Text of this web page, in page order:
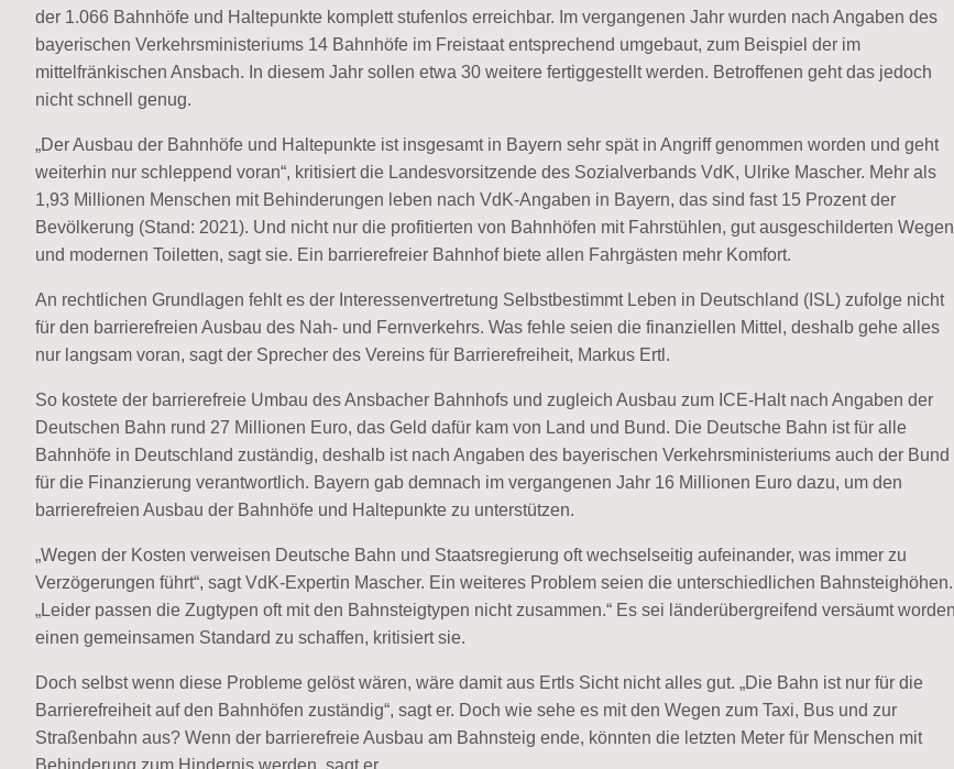
der 1.066 Bahnhöfe und Haltepunkte komplett stufenlos erreichbar. Im vergangenen Jahr wurden nach Angaben des
bayerischen Verkehrsministeriums 14 Bahnhöfe im Freistaat entsprechend umgebaut, zum Beispiel der im
mittelfränkischen Ansbach. In diesem Jahr sollen etwa 30 weitere fertiggestellt werden. Betroffenen geht das jedoch
nicht schnell genug.
„Der Ausbau der Bahnhöfe und Haltepunkte ist insgesamt in Bayern sehr spät in Angriff genommen worden und geht
weiterhin nur schleppend voran“, kritisiert die Landesvorsitzende des Sozialverbands VdK, Ulrike Mascher. Mehr als
1,93 Millionen Menschen mit Behinderungen leben nach VdK-Angaben in Bayern, das sind fast 15 Prozent der
Bevölkerung (Stand: 2021). Und nicht nur die profitierten von Bahnhöfen mit Fahrstühlen, gut ausgeschilderten Wegen
und modernen Toiletten, sagt sie. Ein barrierefreier Bahnhof biete allen Fahrgästen mehr Komfort.
An rechtlichen Grundlagen fehlt es der Interessenvertretung Selbstbestimmt Leben in Deutschland (ISL) zufolge nicht
für den barrierefreien Ausbau des Nah- und Fernverkehrs. Was fehle seien die finanziellen Mittel, deshalb gehe alles
nur langsam voran, sagt der Sprecher des Vereins für Barrierefreiheit, Markus Ertl.
So kostete der barrierefreie Umbau des Ansbacher Bahnhofs und zugleich Ausbau zum ICE-Halt nach Angaben der
Deutschen Bahn rund 27 Millionen Euro, das Geld dafür kam von Land und Bund. Die Deutsche Bahn ist für alle
Bahnhöfe in Deutschland zuständig, deshalb ist nach Angaben des bayerischen Verkehrsministeriums auch der Bund
für die Finanzierung verantwortlich. Bayern gab demnach im vergangenen Jahr 16 Millionen Euro dazu, um den
barrierefreien Ausbau der Bahnhöfe und Haltepunkte zu unterstützen.
„Wegen der Kosten verweisen Deutsche Bahn und Staatsregierung oft wechselseitig aufeinander, was immer zu
Verzögerungen führt“, sagt VdK-Expertin Mascher. Ein weiteres Problem seien die unterschiedlichen Bahnsteighöhen.
„Leider passen die Zugtypen oft mit den Bahnsteigtypen nicht zusammen.“ Es sei länderübergreifend versäumt
einen gemeinsamen Standard zu schaffen, kritisiert sie.
Doch selbst wenn diese Probleme gelöst wären, wäre damit aus Ertls Sicht nicht alles gut. „Die Bahn ist nur für die
Barrierefreiheit auf den Bahnhöfen zuständig“, sagt er. Doch wie sehe es mit den Wegen zum Taxi, Bus und zur
Straßenbahn aus? Wenn der barrierefreie Ausbau am Bahnsteig ende, könnten die letzten Meter für Menschen mit
Behinderung zum Hindernis werden, sagt er.